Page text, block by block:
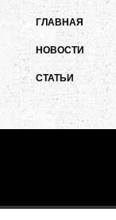
ГЛАВНАЯ
НОВОСТИ
СТАТЬИ